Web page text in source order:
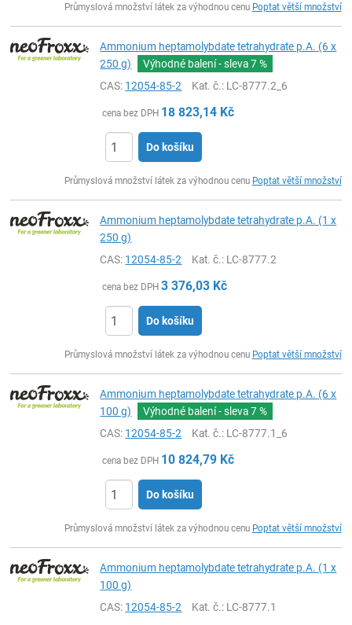
Průmyslová množství látek za výhodnou cenu Poptat větší množství
Ammonium heptamolybdate tetrahydrate p.A. (6 x
250 g)
Výhodné balení - sleva7 %
CAS: 12054-85-2 Kat. č.: LC-8777.2_6
cena bez DPH 18 823,14 Kč
Do košíku
Průmyslová množství látek za výhodnou cenu Poptat větší množství
Ammonium heptamolybdate tetrahydrate p.A. (1 x
250 g)
CAS: 12054-85-2 Kat. č.: LC-8777.2
cena bez DPH 3 376,03 Kč
Do košíku
Průmyslová množství látek za výhodnou cenu Poptat větší množství
Ammonium heptamolybdate tetrahydrate p.A. (6 x
100 g)
Výhodné balení - sleva7 %
CAS: 12054-85-2 Kat. č.: LC-8777.1_6
cena bez DPH 10 824,79 Kč
Do košíku
Průmyslová množství látek za výhodnou cenu Poptat větší množství
Ammonium heptamolybdate tetrahydrate p.A. (1 x
100 g)
CAS: 12054-85-2 Kat. č.: LC-8777.1